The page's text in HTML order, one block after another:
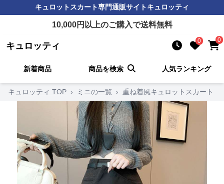
キュロットスカート専門通販サイトキュロッティ
10,000円以上のご購入で送料無料
キュロッティ 0 0
新着商品 商品を検索 人気ランキング
キュロッティ TOP › ミニの一覧 › 重ね着風キュロットスカート